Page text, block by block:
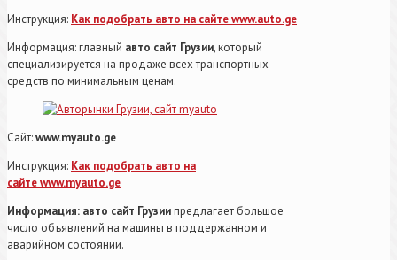
Инструкция: Как подобрать авто на сайте www.auto.ge
Информация: главный авто сайт Грузии, который
специализируется на продаже всех транспортных
средств по минимальным ценам.
Сайт:www.myauto.ge
Инструкция: Как подобрать авто на
сайте www.myauto.ge
Информация: авто сайт Грузиипредлагает большое
число объявлений на машины в поддержанном и
аварийном состоянии.